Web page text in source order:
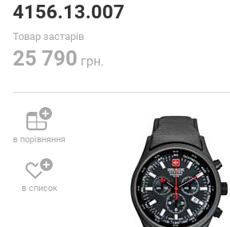
4156.13.007
Товар застарів
25 790 грн.
в порівняння
в список